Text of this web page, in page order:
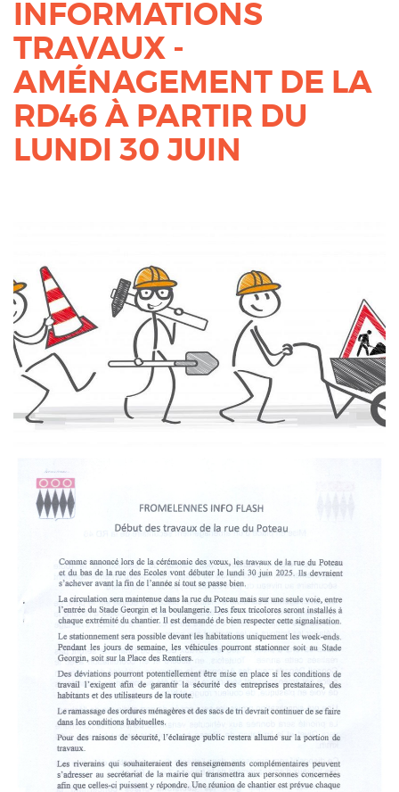
INFORMATIONS
TRAVAUX -
AMÉNAGEMENT DE LA
RD46 À PARTIR DU
LUNDI 30 JUIN